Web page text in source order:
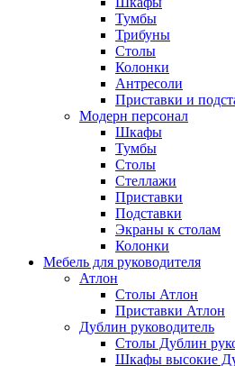
Тумбы
Трибуны
Столы
Колонки
Антресоли
Приставки и
Модерн персонал
Шкафы
Тумбы
Столы
Стеллажи
Приставки
Подставки
Экраны к столам
Колонки
Мебель для руководителя
Атлон
Столы Атлон
Приставки Атлон
Дублин руководитель
Столы Дублин
Шкафы высокие